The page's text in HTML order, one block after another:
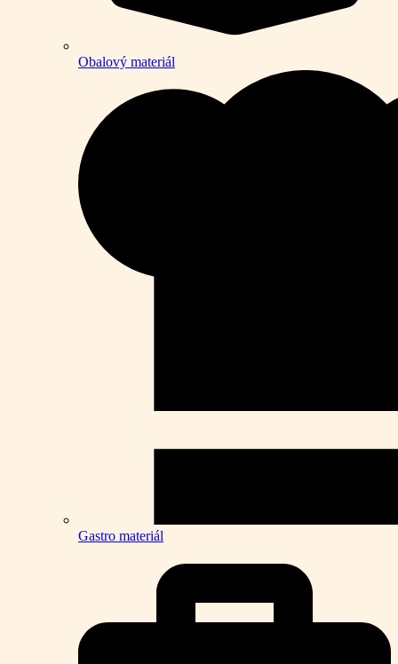
Obalový materiál
Gastro materiál